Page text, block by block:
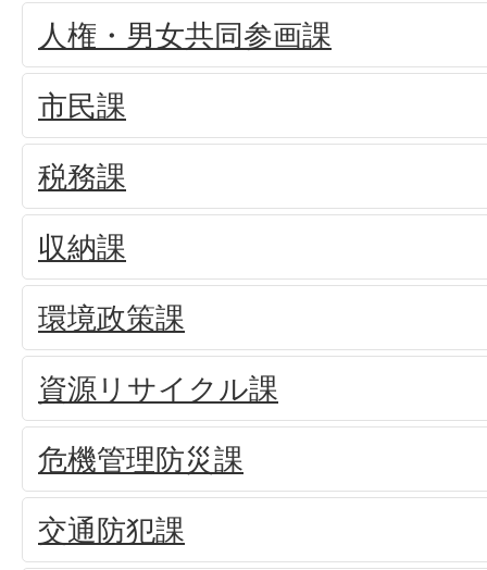
人権・男女共同参画課
市民課
税務課
収納課
環境政策課
資源リサイクル課
危機管理防災課
交通防犯課